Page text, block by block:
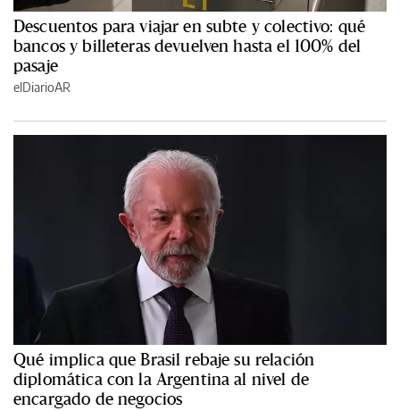
Descuentos para viajar en subte y colectivo: qué
bancos y billeteras devuelven hasta el 100% del
pasaje
elDiarioAR
Qué implica que Brasil rebaje su relación
diplomática con la Argentina al nivel de
encargado de negocios